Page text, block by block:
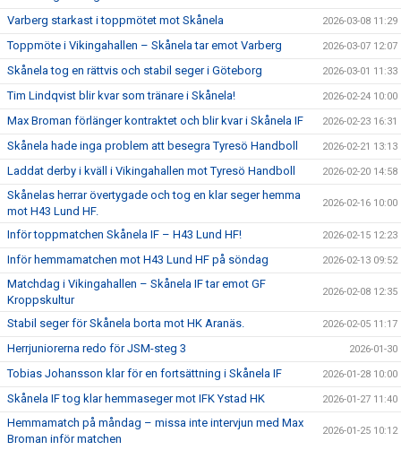
Varberg starkast i toppmötet mot Skånela 2026-03-08 11:29
Toppmöte i Vikingahallen – Skånela tar emot Varberg 2026-03-07 12:07
Skånela tog en rättvis och stabil seger i Göteborg 2026-03-01 11:33
Tim Lindqvist blir kvar som tränare i Skånela! 2026-02-24 10:00
Max Broman förlänger kontraktet och blir kvar i Skånela IF 2026-02-23 16:31
Skånela hade inga problem att besegra Tyresö Handboll 2026-02-21 13:13
Laddat derby i kväll i Vikingahallen mot Tyresö Handboll 2026-02-20 14:58
Skånelas herrar övertygade och tog en klar seger hemma
mot H43 Lund HF.
2026-02-16 10:00
Inför toppmatchen Skånela IF – H43 Lund HF! 2026-02-15 12:23
Inför hemmamatchen mot H43 Lund HF på söndag 2026-02-13 09:52
Matchdag i Vikingahallen – Skånela IF tar emot GF
Kroppskultur
2026-02-08 12:35
Stabil seger för Skånela borta mot HK Aranäs. 2026-02-05 11:17
Herrjuniorerna redo för JSM-steg 3 2026-01-30
Tobias Johansson klar för en fortsättning i Skånela IF 2026-01-28 10:00
Skånela IF tog klar hemmaseger mot IFK Ystad HK 2026-01-27 11:40
Hemmamatch på måndag – missa inte intervjun med Max
Broman inför matchen
2026-01-25 10:12